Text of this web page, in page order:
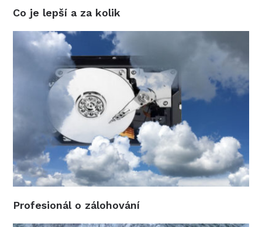
Co je lepší a za kolik
Profesionál o zálohování